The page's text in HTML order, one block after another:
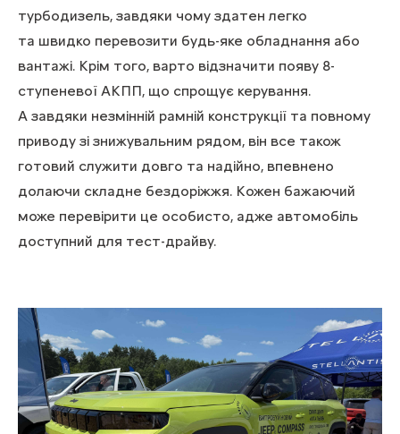
турбодизель, завдяки чому здатен легко
та швидко перевозити будь-яке обладнання або
вантажі. Крім того, варто відзначити появу 8-
ступеневої АКПП, що спрощує керування.
А завдяки незмінній рамній конструкції та повному
приводу зі знижувальним рядом, він все також
готовий служити довго та надійно, впевнено
долаючи складне бездоріжжя. Кожен бажаючий
може перевірити це особисто, адже автомобіль
доступний для тест-драйву.